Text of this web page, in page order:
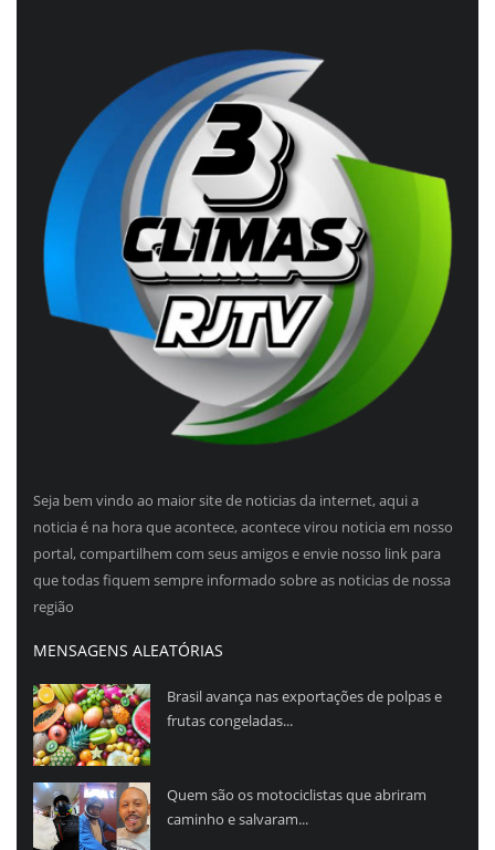
Seja bem vindo ao maior site de noticias da internet, aqui a
noticia é na hora que acontece, acontece virou noticia em nosso
portal, compartilhem com seus amigos e envie nosso link para
que todas fiquem sempre informado sobre as noticias de nossa
região
MENSAGENS ALEATÓRIAS
Brasil avança nas exportações de polpas e
frutas congeladas...
Quem são os motociclistas que abriram
caminho e salvaram...